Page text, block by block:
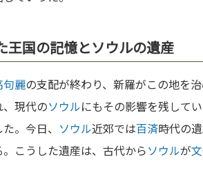
王国の記憶とソウルの遺産
句麗の支配が終わり、新羅がこの地を
、現代のソウルにもその影響を残して
。今日、 ソウル近郊では百済時代の
こうした遺産は、古代からソウルが